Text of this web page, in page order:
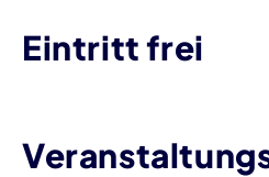
Eintritt frei